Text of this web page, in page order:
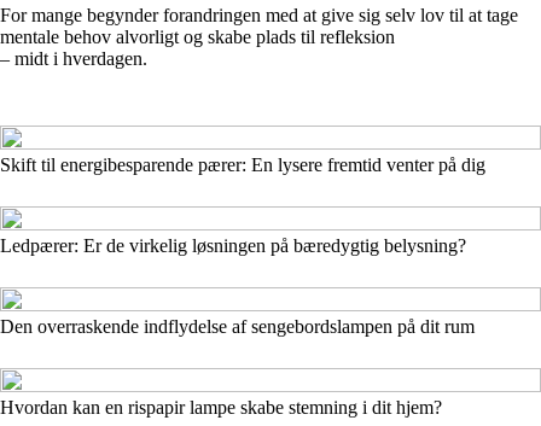
For mange begynder forandringen med at give sig selv lov til at tage
mentale behov alvorligt og skabe plads til refleksion
– midt i hverdagen.
Skift til energibesparende pærer: En lysere fremtid venter på dig
Ledpærer: Er de virkelig løsningen på bæredygtig belysning?
Den overraskende indflydelse af sengebordslampen på dit rum
Hvordan kan en rispapir lampe skabe stemning i dit hjem?